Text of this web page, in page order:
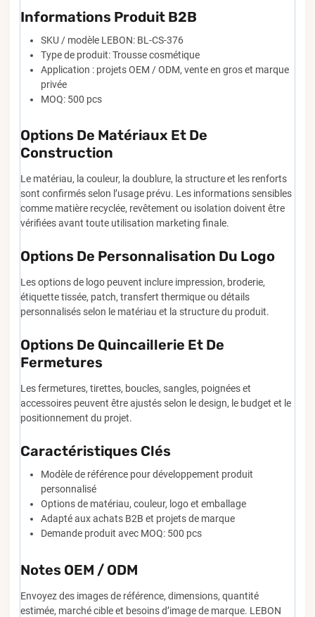
Informations Produit B2B
SKU / modèle LEBON: BL-CS-376
Type de produit: Trousse cosmétique
Application : projets OEM / ODM, vente en gros et marque
privée
MOQ: 500 pcs
Options De Matériaux Et De
Construction
Le matériau, la couleur, la doublure, la structure et les renforts
sont confirmés selon l’usage prévu. Les informations sensibles
comme matière recyclée, revêtement ou isolation doivent être
vérifiées avant toute utilisation marketing finale.
Options De Personnalisation Du Logo
Les options de logo peuvent inclure impression, broderie,
étiquette tissée, patch, transfert thermique ou détails
personnalisés selon le matériau et la structure du produit.
Options De Quincaillerie Et De
Fermetures
Les fermetures, tirettes, boucles, sangles, poignées et
accessoires peuvent être ajustés selon le design, le budget et le
positionnement du projet.
Caractéristiques Clés
Modèle de référence pour développement produit
personnalisé
Options de matériau, couleur, logo et emballage
Adapté aux achats B2B et projets de marque
Demande produit avec MOQ: 500 pcs
Notes OEM / ODM
Envoyez des images de référence, dimensions, quantité
estimée, marché cible et besoins d’image de marque. LEBON